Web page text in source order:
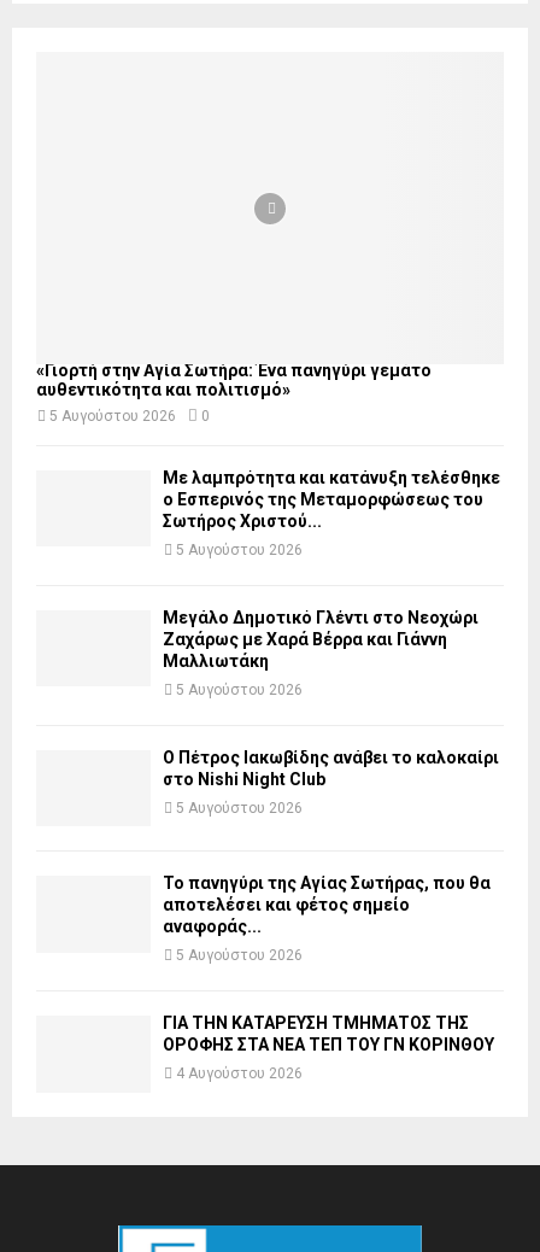
«Γιορτή στην Αγία Σωτήρα: Ένα πανηγύρι γεμάτο
αυθεντικότητα και πολιτισμό»
5 Αυγούστου 2026 0
Με λαμπρότητα και κατάνυξη τελέσθηκε
ο Εσπερινός της Μεταμορφώσεως του
Σωτήρος Χριστού...
5 Αυγούστου 2026
Μεγάλο Δημοτικό Γλέντι στο Νεοχώρι
Ζαχάρως με Χαρά Βέρρα και Γιάννη
Μαλλιωτάκη
5 Αυγούστου 2026
Ο Πέτρος Ιακωβίδης ανάβει το καλοκαίρι
στο Nishi Night Club
5 Αυγούστου 2026
Το πανηγύρι της Αγίας Σωτήρας, που θα
αποτελέσει και φέτος σημείο
αναφοράς...
5 Αυγούστου 2026
ΓΙΑ ΤΗΝ ΚΑΤΑΡΕΥΣΗ ΤΜΗΜΑΤΟΣ ΤΗΣ
ΟΡΟΦΗΣ ΣΤΑ ΝΕΑ ΤΕΠ ΤΟΥ ΓΝ ΚΟΡΙΝΘΟΥ
4 Αυγούστου 2026